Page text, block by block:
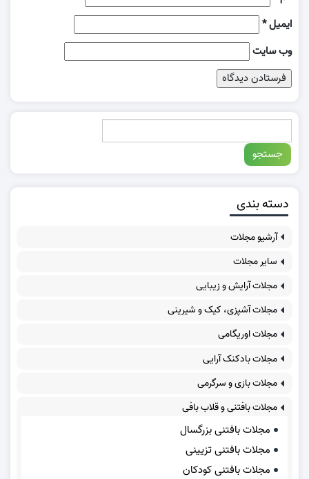
ایمیل*
وب‌ سایت
دسته بندی
آرشیو مجلات
سایر مجلات
مجلات آرایش و زیبایی
مجلات آشپزی، کیک و شیرینی
مجلات اوریگامی
مجلات بادکنک آرایی
مجلات بازی و سرگرمی
مجلات بافتنی و قلاب بافی
مجلات بافتنی بزرگسال
مجلات بافتنی تزیینی
مجلات بافتنی کودکان